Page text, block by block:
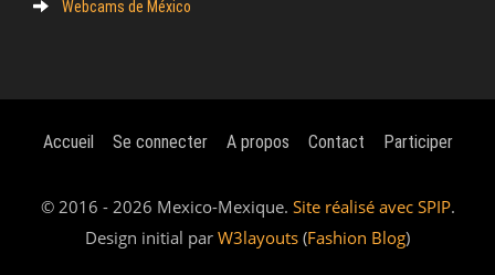
Webcams de México
Accueil Se connecter A propos Contact Participer
© 2016 - 2026 Mexico-Mexique. Site réalisé avec SPIP.
Design initial par W3layouts (Fashion Blog)